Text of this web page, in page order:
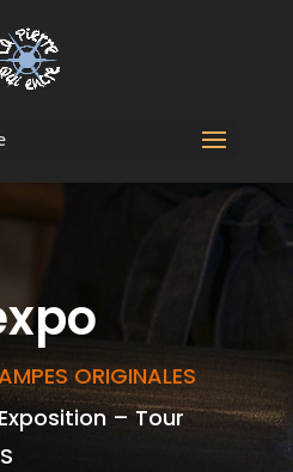
ORIGINALES
– Tour